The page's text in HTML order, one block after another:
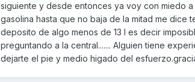
siguiente y desde entonces ya voy con miedo
gasolina hasta que no baja de la mitad me dice
deposito de algo menos de 13 l es decir
preguntando a la central....... Alguien tiene
dejarte el pie y medio higado del